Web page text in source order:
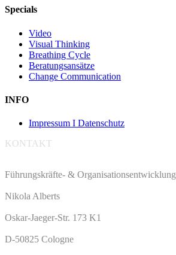
Specials
Video
Visual Thinking
Breathing Cycle
Beratungsansätze
Change Communication
INFO
Impressum I Datenschutz
KONTAKT
Führungskräfte- & Organisationsentwicklung
Nikola Alberts
Oskar-Jaeger-Str. 173 K1
D-50825 Cologne